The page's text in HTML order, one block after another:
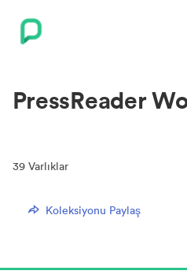
PressReader
39 Varlıklar
Koleksiyonu Paylaş